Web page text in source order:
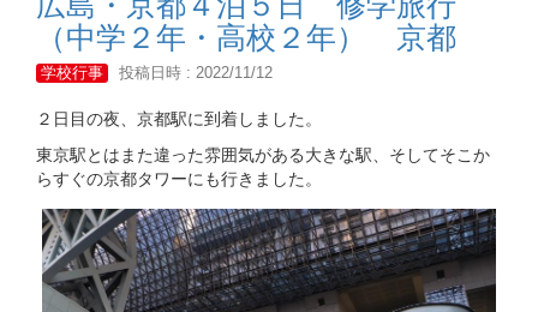
（中学２年・高校２年） 京都
学校行事 投稿日時 : 2022/11/12
２日目の夜、京都駅に到着しました。
東京駅とはまた違った雰囲気がある大きな駅、そしてそこか
らすぐの京都タワーにも行きました。